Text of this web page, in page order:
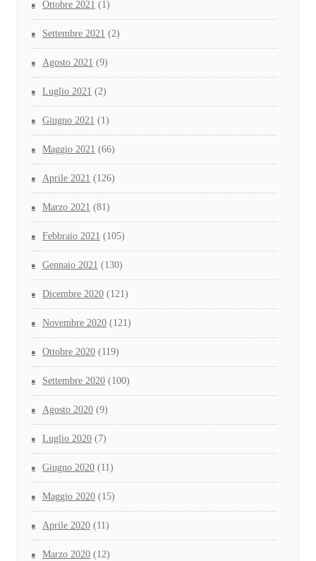
Ottobre 2021 (1)
Settembre 2021 (2)
Agosto 2021 (9)
Luglio 2021 (2)
Giugno 2021 (1)
Maggio 2021 (66)
Aprile 2021 (126)
Marzo 2021 (81)
Febbraio 2021 (105)
Gennaio 2021 (130)
Dicembre 2020 (121)
Novembre 2020 (121)
Ottobre 2020 (119)
Settembre 2020 (100)
Agosto 2020 (9)
Luglio 2020 (7)
Giugno 2020 (11)
Maggio 2020 (15)
Aprile 2020 (11)
Marzo 2020 (12)